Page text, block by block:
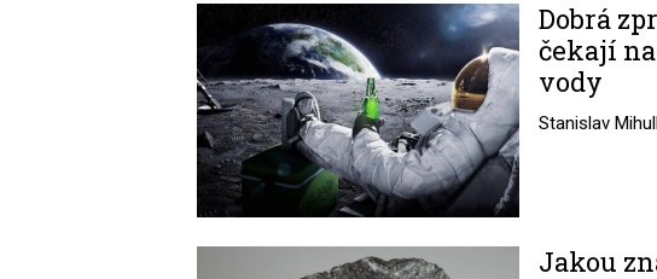
Dobrá
čekají
vody
Stanislav
Jakou